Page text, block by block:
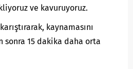
ve kavuruyoruz.
kaynamasını
sonra 15 dakika daha orta